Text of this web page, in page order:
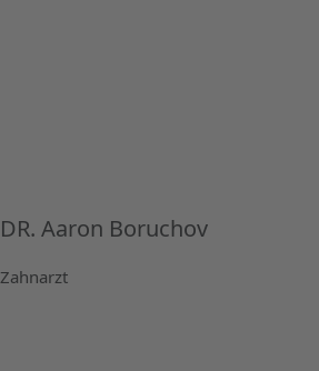
DR. Aaron Boruchov
Zahnarzt